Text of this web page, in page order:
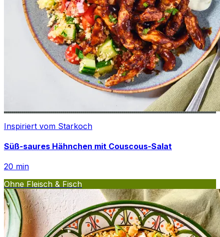
Inspiriert vom Starkoch
Süß-saures Hähnchen mit Couscous-Salat
20 min
Ohne Fleisch & Fisch